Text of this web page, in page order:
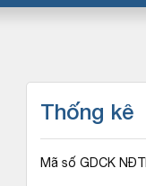
Thống kê
Mã số GDCK